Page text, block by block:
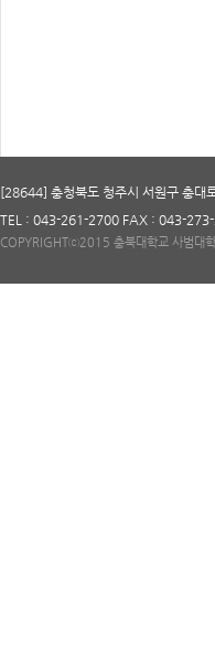
[28644] 충청북도 청주시 서원구 충대
TEL : 043-261-2700 FAX : 043-
COPYRIGHTⓒ2015 충북대학교 사범대학